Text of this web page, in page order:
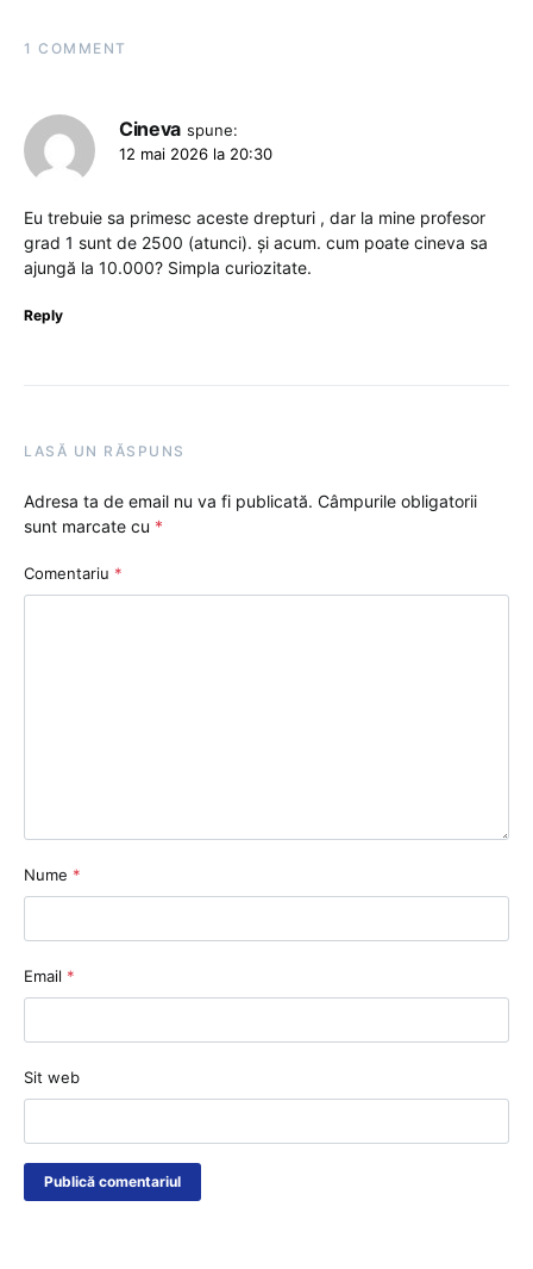
1 COMMENT
Cineva spune:
12 mai 2026 la 20:30
Eu trebuie sa primesc aceste drepturi , dar la mine profesor
grad 1 sunt de 2500 (atunci). și acum. cum poate cineva sa
ajungă la 10.000? Simpla curiozitate.
Reply
LASĂ UN RĂSPUNS
Adresa ta de email nu va fi publicată. Câmpurile obligatorii
sunt marcate cu *
Comentariu *
Nume *
Email *
Sit web